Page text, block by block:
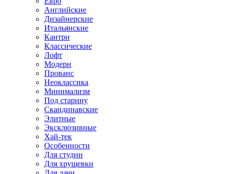
Английские
Дизайнерские
Итальянские
Кантри
Классические
Лофт
Модерн
Прованс
Неоклассика
Минимализм
Под старину
Скандинавские
Элитные
Эксклюзивные
Хай-тек
Особенности
Для студии
Для хрущевки